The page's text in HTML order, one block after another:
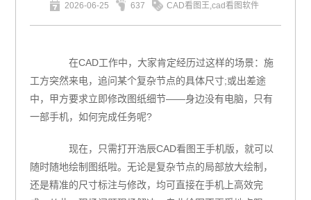
2026-06-25 637 CAD看图王,cad看图软件
在CAD工作中，大家肯定经历过这样的场景：施
工方突然来电，追问某个复杂节点的具体尺寸;或出差途
中，甲方要求立即修改图纸细节——身边没有电脑，只有
一部手机，如何完成任务呢?
现在，只需打开浩辰CAD看图王手机版，就可以
随时随地绘制图纸啦。无论是复杂节点的局部放大绘制，
还是精准的尺寸标注与修改，均可直接在手机上高效完